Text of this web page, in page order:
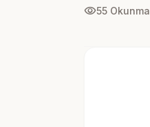
visibility55 Okunma